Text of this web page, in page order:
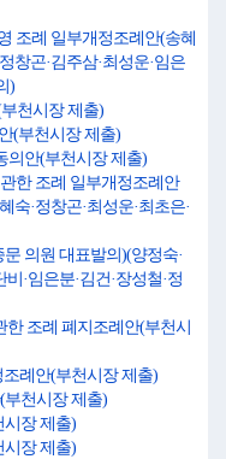
조례 일부개정조례안(송혜
창곤·김주삼·최성운·임은
)
천시장 제출)
안(부천시장 제출)
의안(부천시장 제출)
한 조례 일부개정조례안
숙·정창곤·최성운·최초은·
의원 대표발의)(양정숙·
·임은분·김건·장성철·정
조례 폐지조례안(부천시
례안(부천시장 제출)
부천시장 제출)
시장 제출)
시장 제출)